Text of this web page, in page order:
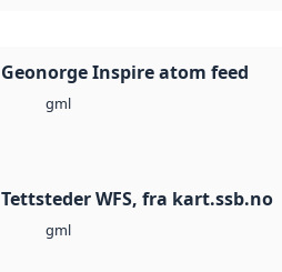
Geonorge Inspire atom feed
gml
Tettsteder WFS, fra kart.ssb.no
gml